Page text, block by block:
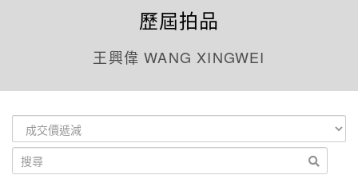
歷屆拍品
王興偉 WANG XINGWEI